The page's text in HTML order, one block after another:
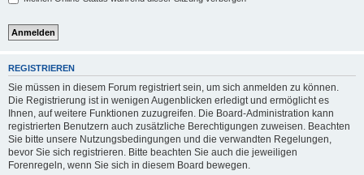
REGISTRIEREN
Sie müssen in diesem Forum registriert sein, um sich anmelden zu können.
Die Registrierung ist in wenigen Augenblicken erledigt und ermöglicht es
Ihnen, auf weitere Funktionen zuzugreifen. Die Board-Administration kann
registrierten Benutzern auch zusätzliche Berechtigungen zuweisen. Beachten
Sie bitte unsere Nutzungsbedingungen und die verwandten Regelungen,
bevor Sie sich registrieren. Bitte beachten Sie auch die jeweiligen
Forenregeln, wenn Sie sich in diesem Board bewegen.